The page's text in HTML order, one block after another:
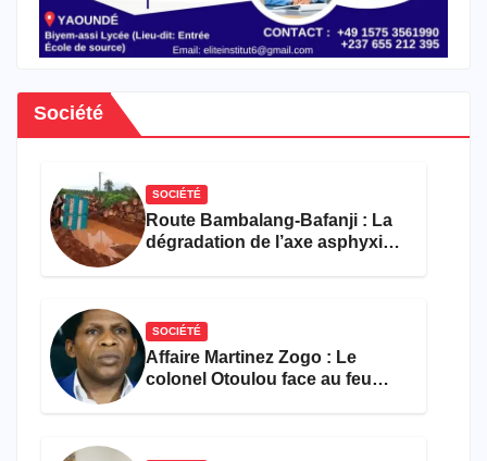
Société
SOCIÉTÉ
Route Bambalang-Bafanji : La
dégradation de l’axe asphyxie
SOCIÉTÉ
Affaire Martinez Zogo : Le
colonel Otoulou face au feu